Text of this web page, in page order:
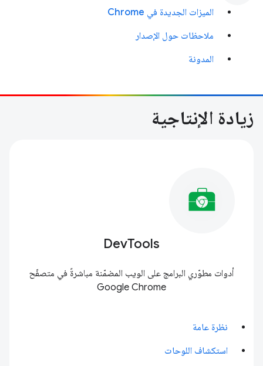
الميزات الجديدة في Chrome
ملاحظات حول الإصدار
المدونة
زيادة الإنتاجية
DevTools
أدوات مطوّري البرامج على الويب المضمّنة مباشرةً في متصفّح
Google Chrome
نظرة عامة
استكشاف اللوحات